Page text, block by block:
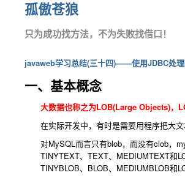
孤傲苍狼
只为成功找方法，不为失败找借口！
javaweb学习总结(三十四)——使用JDBC处
一、基本概念
大数据也称之为LOB(Large Objects)，
在实际开发中，有时是需要用程序把大文
对MySQL而言只有blob，而没有clob，
TINYTEXT、TEXT、MEDIUMTEXT和
TINYBLOB、BLOB、MEDIUMBLOB和